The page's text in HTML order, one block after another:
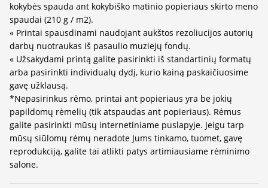
kokybės spauda ant kokybiško matinio popieriaus skirto meno
spaudai (210 g / m2).
« Printai spausdinami naudojant aukštos rezoliucijos autorių
darbų nuotraukas iš pasaulio muziejų fondų.
« Užsakydami printą galite pasirinkti iš standartinių formatų
arba pasirinkti individualų dydį, kurio kainą paskaičiuosime
gavę užklausą.
*Nepasirinkus rėmo, printai ant popieriaus yra be jokių
papildomų rėmelių (tik atspaudas ant popieriaus). Rėmus
galite pasirinkti mūsų internetiniame puslapyje. Jeigu tarp
mūsų siūlomų rėmų neradote Jums tinkamo, tuomet, gavę
reprodukciją, galite tai atlikti patys artimiausiame rėminimo
salone.